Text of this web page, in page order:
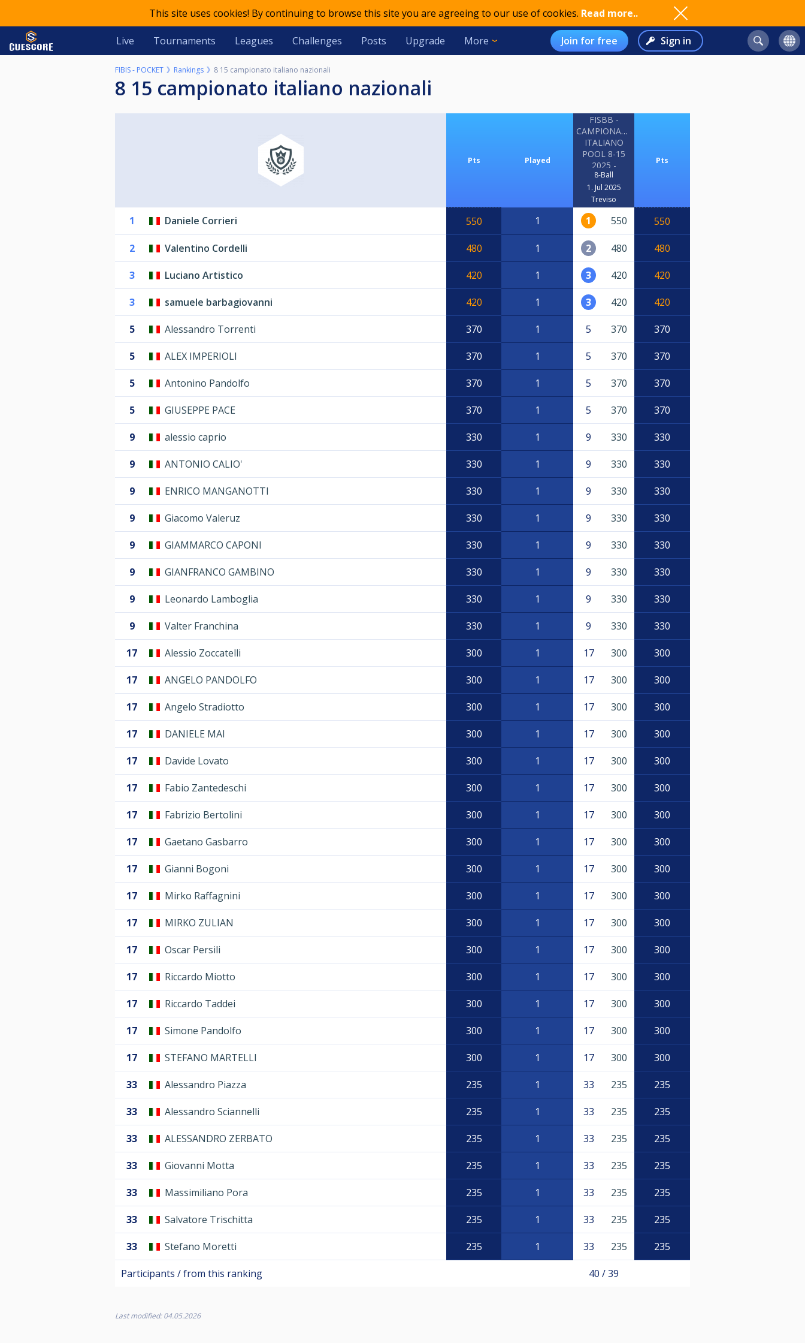
This site uses cookies! By continuing to browse this site you are agreeing to our use of cookies. Read more..
Live Tournaments Leagues Challenges Posts Upgrade More Join for free Sign in
FIBIS - POCKET Rankings 8 15 campionato italiano nazionali
8 15 campionato italiano nazionali
Pts Played
FISBB -
CAMPIONATO
ITALIANO
POOL 8-15
2025 -
NAZIONALI
8-Ball
1. Jul 2025
Treviso
Pts
1 Daniele Corrieri 550 1 1 550 550
2 Valentino Cordelli 480 1 2 480 480
3 Luciano Artistico 420 1 3 420 420
3 samuele barbagiovanni 420 1 3 420 420
5 Alessandro Torrenti 370 1 5 370 370
5 ALEX IMPERIOLI 370 1 5 370 370
5 Antonino Pandolfo 370 1 5 370 370
5 GIUSEPPE PACE 370 1 5 370 370
9 alessio caprio 330 1 9 330 330
9 ANTONIO CALIO' 330 1 9 330 330
9 ENRICO MANGANOTTI 330 1 9 330 330
9 Giacomo Valeruz 330 1 9 330 330
9 GIAMMARCO CAPONI 330 1 9 330 330
9 GIANFRANCO GAMBINO 330 1 9 330 330
9 Leonardo Lamboglia 330 1 9 330 330
9 Valter Franchina 330 1 9 330 330
17 Alessio Zoccatelli 300 1 17 300 300
17 ANGELO PANDOLFO 300 1 17 300 300
17 Angelo Stradiotto 300 1 17 300 300
17 DANIELE MAI 300 1 17 300 300
17 Davide Lovato 300 1 17 300 300
17 Fabio Zantedeschi 300 1 17 300 300
17 Fabrizio Bertolini 300 1 17 300 300
17 Gaetano Gasbarro 300 1 17 300 300
17 Gianni Bogoni 300 1 17 300 300
17 Mirko Raffagnini 300 1 17 300 300
17 MIRKO ZULIAN 300 1 17 300 300
17 Oscar Persili 300 1 17 300 300
17 Riccardo Miotto 300 1 17 300 300
17 Riccardo Taddei 300 1 17 300 300
17 Simone Pandolfo 300 1 17 300 300
17 STEFANO MARTELLI 300 1 17 300 300
33 Alessandro Piazza 235 1 33 235 235
33 Alessandro Sciannelli 235 1 33 235 235
33 ALESSANDRO ZERBATO 235 1 33 235 235
33 Giovanni Motta 235 1 33 235 235
33 Massimiliano Pora 235 1 33 235 235
33 Salvatore Trischitta 235 1 33 235 235
33 Stefano Moretti 235 1 33 235 235
Participants / from this ranking 40 / 39
Last modified: 04.05.2026